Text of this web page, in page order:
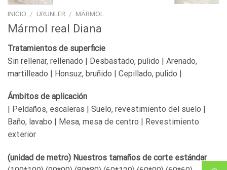
INICIO / ÜRÜNLER / MÁRMOL
Mármol real Diana
Tratamientos de superficie
Sin rellenar, rellenado | Desbastado, pulido | Arenado,
martilleado | Honsuz, bruñido | Cepillado, pulido |
Ámbitos de aplicación
| Peldaños, escaleras | Suelo, revestimiento del suelo |
Baño, lavabo | Mesa, mesa de centro | Revestimiento
exterior
(unidad de metro) Nuestros tamaños de corte estándar